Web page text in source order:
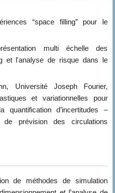
“space filling” pour le
multi échelle des
et l'analyse de risque dans le
Université Joseph Fourier,
et variationnelles pour
quantification d’incertitudes –
prévision des circulations
de méthodes de simulation